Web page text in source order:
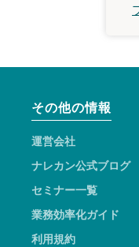
その他の情報
運営会社
ナレカン公式ブログ
セミナー一覧
業務効率化ガイド
利用規約